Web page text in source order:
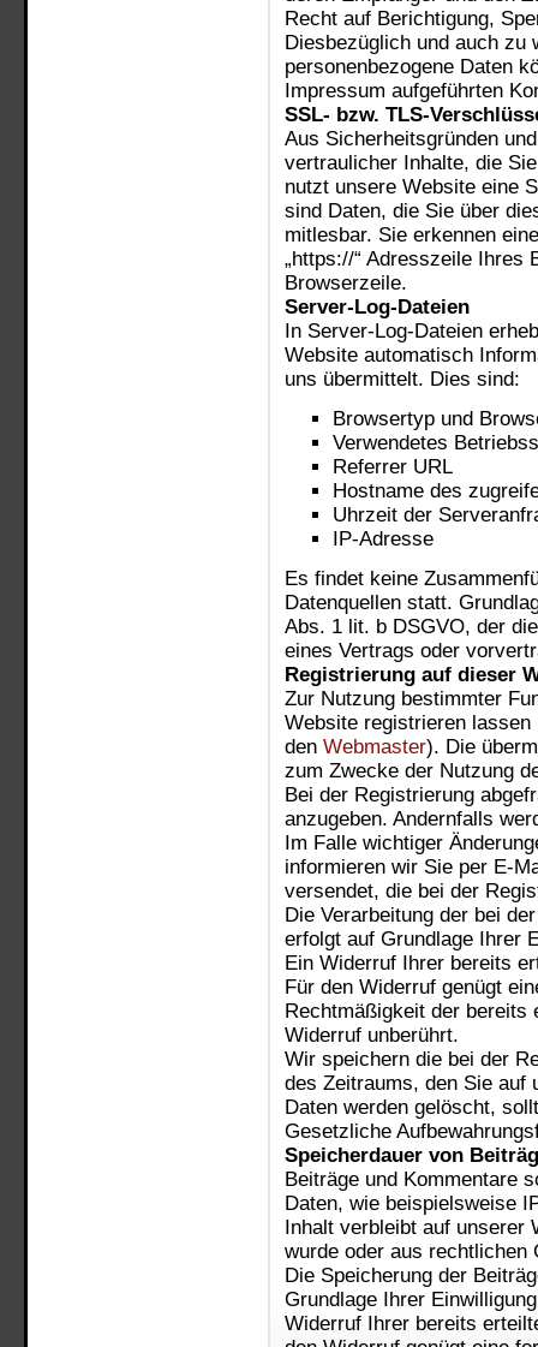
Recht auf Berichtigung,
Diesbezüglich und auch zu
personenbezogene Daten
Impressum aufgeführten
SSL- bzw. TLS-
Aus Sicherheitsgründen
vertraulicher Inhalte, die
nutzt unsere Website eine
sind Daten, die Sie über
mitlesbar. Sie erkennen
„https://“ Adresszeile Ihres
Browserzeile.
Server-Log-Dateien
In Server-Log-Dateien
Website automatisch
uns übermittelt. Dies sind:
Browsertyp und
Verwendetes
Referrer URL
Hostname des
Uhrzeit der
IP-Adresse
Es findet keine
Datenquellen statt.
Abs. 1 lit. b DSGVO, der
eines Vertrags oder
Registrierung auf dieser
Zur Nutzung bestimmter
Website registrieren lassen
den Webmaster). Die
zum Zwecke der Nutzung
Bei der Registrierung
anzugeben. Andernfalls
Im Falle wichtiger
informieren wir Sie per E-
versendet, die bei der
Die Verarbeitung der bei
erfolgt auf Grundlage Ihrer
Ein Widerruf Ihrer bereits
Für den Widerruf genügt
Rechtmäßigkeit der bereits
Widerruf unberührt.
Wir speichern die bei der
des Zeitraums, den Sie auf
Daten werden gelöscht,
Gesetzliche
Speicherdauer von
Beiträge und Kommentare
Daten, wie beispielsweise
Inhalt verbleibt auf unserer
wurde oder aus rechtlichen
Die Speicherung der
Grundlage Ihrer
Widerruf Ihrer bereits